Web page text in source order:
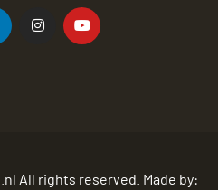
All rights reserved. Made by: